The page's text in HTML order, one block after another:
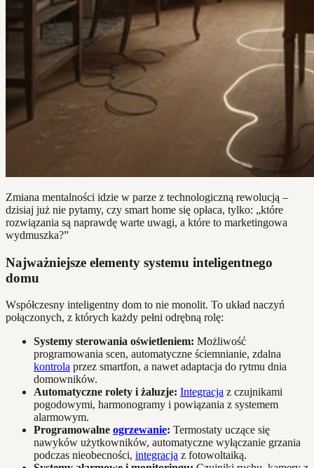
Zmiana mentalności idzie w parze z technologiczną rewolucją –
dzisiaj już nie pytamy, czy smart home się opłaca, tylko: „które
rozwiązania są naprawdę warte uwagi, a które to marketingowa
wydmuszka?”
Najważniejsze elementy systemu inteligentnego
domu
Współczesny inteligentny dom to nie monolit. To układ naczyń
połączonych, z których każdy pełni odrębną rolę:
Systemy sterowania oświetleniem: Możliwość
programowania scen, automatyczne ściemnianie, zdalna
kontrola przez smartfon, a nawet adaptacja do rytmu dnia
domowników.
Automatyczne rolety i żaluzje: Integracja z czujnikami
pogodowymi, harmonogramy i powiązania z systemem
alarmowym.
Programowalne ogrzewanie: Termostaty uczące się
nawyków użytkowników, automatyczne wyłączanie grzania
podczas nieobecności, integracja z fotowoltaiką.